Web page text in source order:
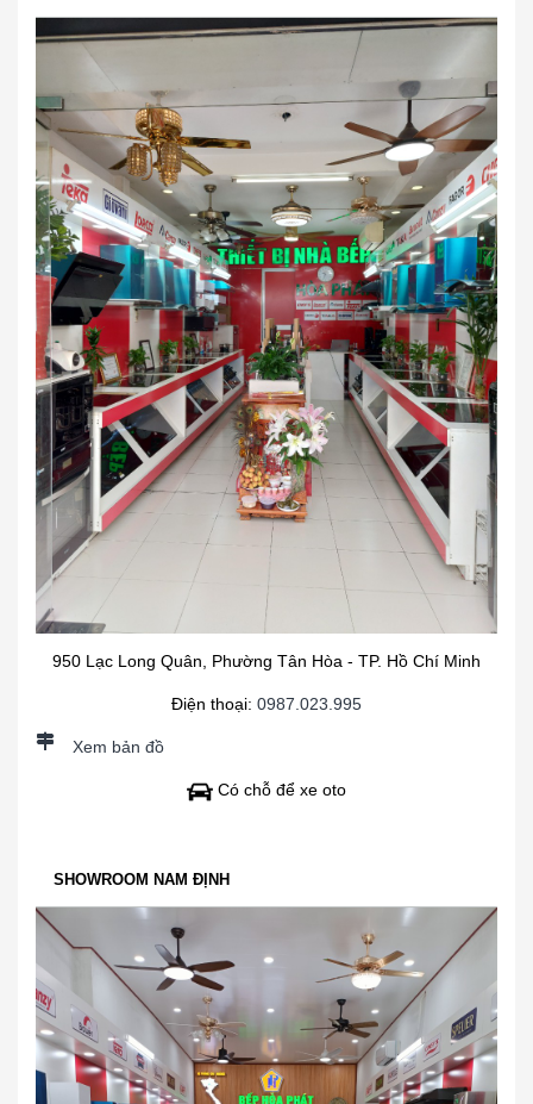
950 Lạc Long Quân, Phường Tân Hòa - TP. Hồ Chí Minh
Điện thoại: 0987.023.995
Xem bản đồ
Có chỗ để xe oto
SHOWROOM NAM ĐỊNH